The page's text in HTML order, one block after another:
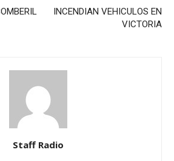
INCENDIAN VEHICULOS EN
VICTORIA
Staff Radio